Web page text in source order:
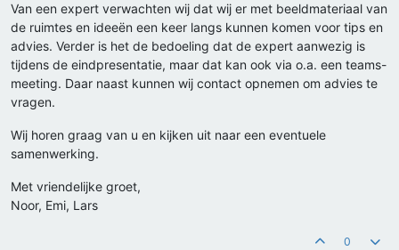
Van een expert verwachten wij dat wij er met beeldmateriaal van
de ruimtes en ideeën een keer langs kunnen komen voor tips en
advies. Verder is het de bedoeling dat de expert aanwezig is
tijdens de eindpresentatie, maar dat kan ook via o.a. een teams-
meeting. Daar naast kunnen wij contact opnemen om advies te
vragen.
Wij horen graag van u en kijken uit naar een eventuele
samenwerking.
Met vriendelijke groet,
Noor, Emi, Lars
0